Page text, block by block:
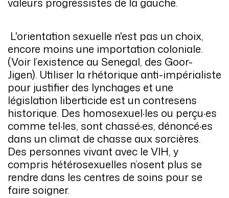
L'orientation sexuelle n'est pas un choix,
encore moins une importation coloniale.
(Voir l’existence au Senegal, des Goor-
Jigen). Utiliser la rhétorique anti-impérialiste
pour justifier des lynchages et une
législation liberticide est un contresens
historique. Des homosexuel·les ou perçu·es
comme tel·les, sont chassé·es, dénoncé·es
dans un climat de chasse aux sorcières.
Des personnes vivant avec le VIH, y
compris hétérosexuelles n’osent plus se
rendre dans les centres de soins pour se
faire soigner.